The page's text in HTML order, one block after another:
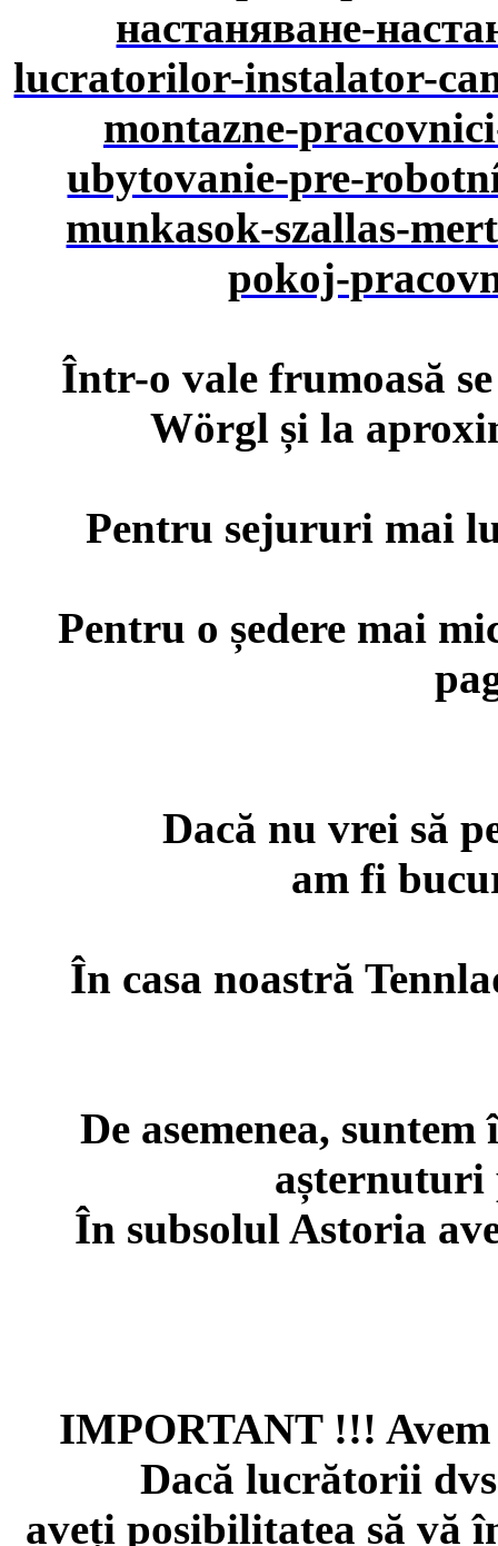
Într-o vale frumoasă
Wörgl și la
Pentru sejururi mai
Pentru o ședere mai
Dacă nu vrei să
am fi
În casa noastră
De asemenea,
așternuturi
În subsolul Astoria
IMPORTANT !!! Avem
Dacă lucrătorii
aveți posibilitatea să vă